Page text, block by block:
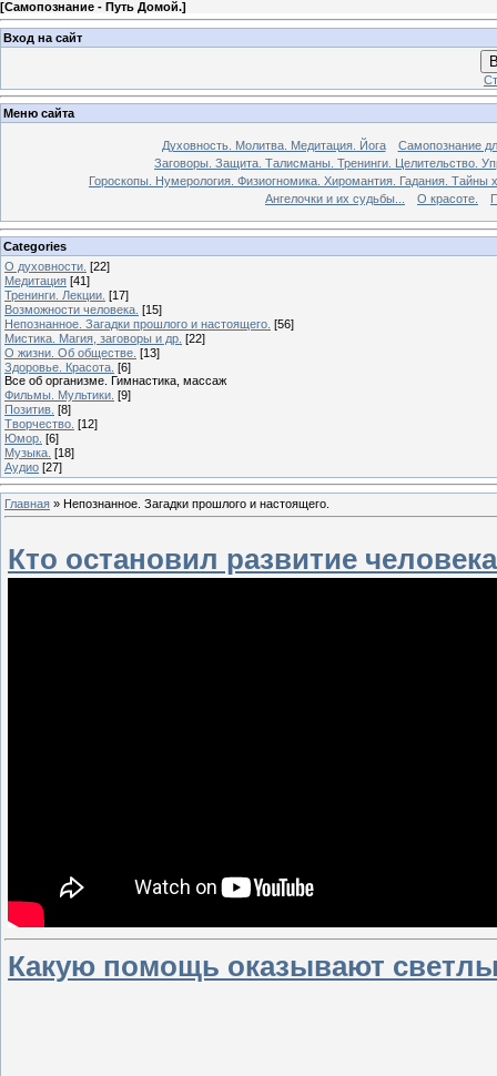
[Самопознание - Путь Домой.]
Вход на сайт
Меню сайта
Духовность. Молитва. Медитация. Йога
Самопознание
Заговоры. Защита. Талисманы. Тренинги. Целительство.
Гороскопы. Нумерология. Физиогномика. Хиромантия. Гадания. Тайны
Ангелочки и их судьбы...
О красоте.
Categories
О духовности. [22]
Медитация [41]
Тренинги. Лекции. [17]
Возможности человека. [15]
Непознанное. Загадки прошлого и настоящего. [56]
Мистика. Магия, заговоры и др. [22]
О жизни. Об обществе. [13]
Здоровье. Красота. [6]
Все об организме. Гимнастика, массаж
Фильмы. Мультики. [9]
Позитив. [8]
Творчество. [12]
Юмор. [6]
Музыка. [18]
Аудио [27]
Главная » Непознанное. Загадки прошлого и настоящего.
Кто остановил развитие
Какую помощь оказывают